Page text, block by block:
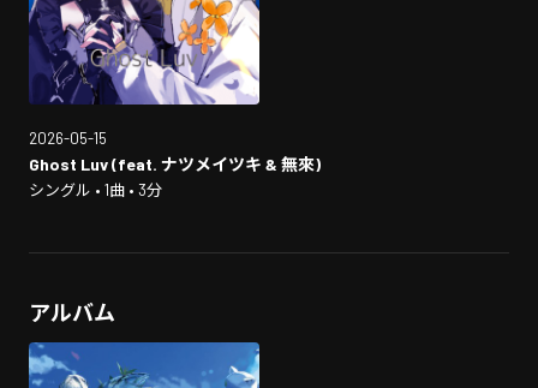
2026-05-15
Ghost Luv (feat. ナツメイツキ & 無來)
シングル • 1曲 • 3分
アルバム